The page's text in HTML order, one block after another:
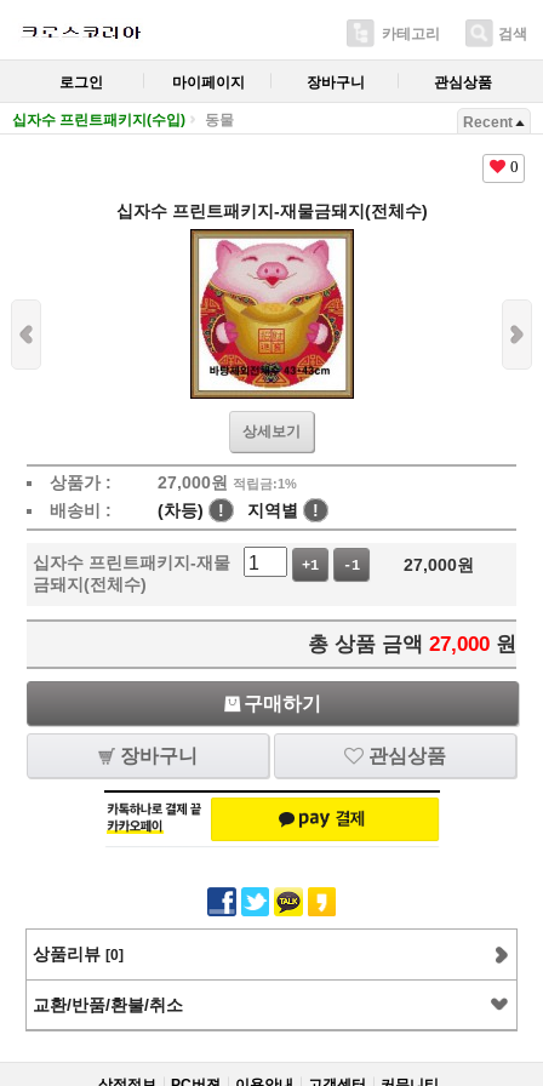
카테고리 검색
로그인 마이페이지 장바구니 관심상품
십자수 프린트패키지(수입) 동물 Recent
0
십자수 프린트패키지-재물금돼지(전체수)
상세보기
상품가 : 27,000원 적립금:1%
배송비 : (차등) ! 지역별 !
십자수 프린트패키지-재물
금돼지(전체수)
+1 -1 27,000원
총 상품 금액 27,000 원
구매하기
장바구니 관심상품
상품리뷰 [0]
교환/반품/환불/취소